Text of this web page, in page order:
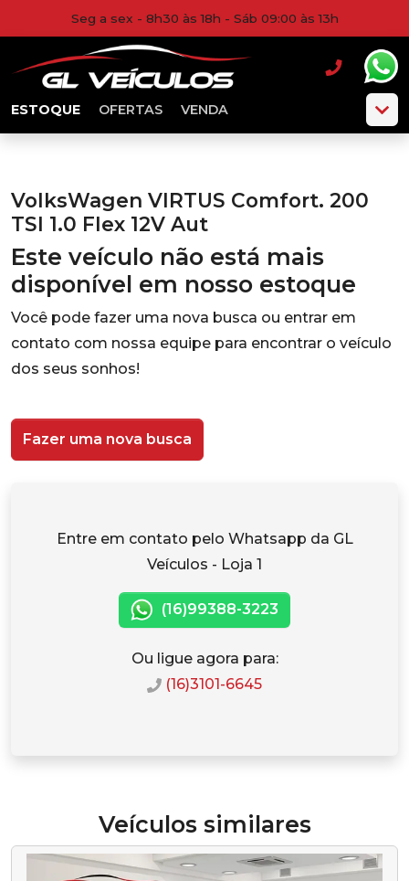
Seg a sex - 8h30 às 18h - Sáb 09:00 às 13h
ESTOQUE OFERTAS VENDA
VolksWagen VIRTUS Comfort. 200
TSI 1.0 Flex 12V Aut
Este veículo não está mais
disponível em nosso estoque
Você pode fazer uma nova busca ou entrar em
contato com nossa equipe para encontrar o veículo
dos seus sonhos!
Fazer uma nova busca
Entre em contato pelo Whatsapp da GL
Veículos - Loja 1
(16)99388-3223
Ou ligue agora para:
(16)3101-6645
Veículos similares